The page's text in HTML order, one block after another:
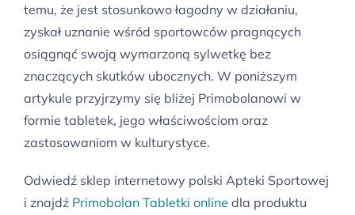
temu, że jest stosunkowo łagodny w działaniu,
zyskał uznanie wśród sportowców pragnących
osiągnąć swoją wymarzoną sylwetkę bez
znaczących skutków ubocznych. W poniższym
artykule przyjrzymy się bliżej Primobolanowi w
formie tabletek, jego właściwościom oraz
zastosowaniom w kulturystyce.
Odwiedź sklep internetowy polski Apteki Sportowej
i znajdź Primobolan Tabletki online dla produktu